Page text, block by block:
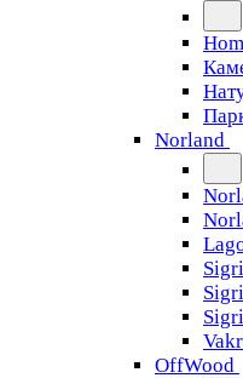
Norland
OffWood